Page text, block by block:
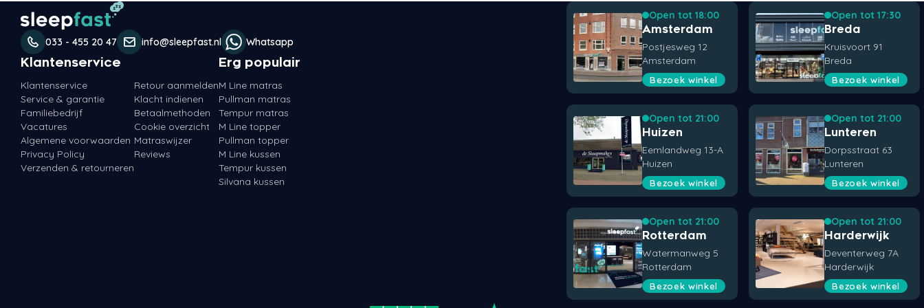
Open tot 18:00
Amsterdam
Postjesweg 12
Amsterdam
Bezoek winkel
Open tot 17:30
Breda
Kruisvoort 91
Breda
Bezoek winkel
Open tot 21:00
Huizen
Eemlandweg 13-A
Huizen
Bezoek winkel
Open tot 21:00
Lunteren
Dorpsstraat 63
Lunteren
Bezoek winkel
Open tot 21:00
Rotterdam
Watermanweg 5
Rotterdam
Bezoek winkel
Open tot 21:00
Harderwijk
Deventerweg 7A
Harderwijk
Bezoek winkel
033 - 455 20 47 info@sleepfast.nl Whatsapp
Klantenservice
Klantenservice
Service & garantie
Familiebedrijf
Vacatures
Algemene voorwaarden
Privacy Policy
Verzenden & retourneren
Retour aanmelden
Klacht indienen
Betaalmethoden
Cookie overzicht
Matraswijzer
Reviews
Erg populair
M Line matras
Pullman matras
Tempur matras
M Line topper
Pullman topper
M Line kussen
Tempur kussen
Silvana kussen